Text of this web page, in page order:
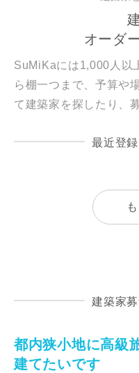
オーダ
SuMiKaには1,000人以
ら棚一つまで、予算や
て建築家を探したり、
最近登
建築家
都内狭小地に高級
建てたいです